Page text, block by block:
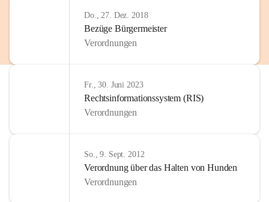
Do., 27. Dez. 2018
Bezüge Bürgermeister
Verordnungen
Fr., 30. Juni 2023
Rechtsinformationssystem (RIS)
Verordnungen
So., 9. Sept. 2012
Verordnung über das Halten von Hunden
Verordnungen